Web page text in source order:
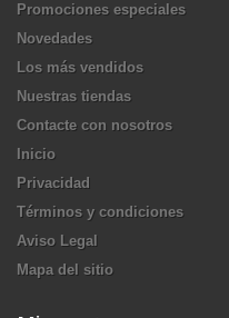
Promociones especiales
Novedades
Los más vendidos
Nuestras tiendas
Contacte con nosotros
Inicio
Privacidad
Términos y condiciones
Aviso Legal
Mapa del sitio